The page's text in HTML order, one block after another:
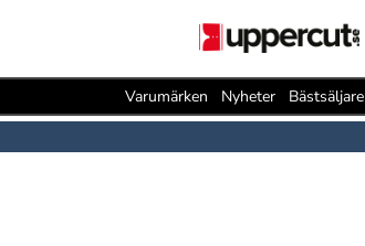
Varumärken Nyheter Bästsäljare